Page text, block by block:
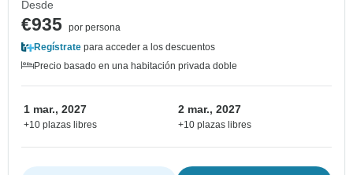
Desde
€935 por persona
Regístrate para acceder a los descuentos
Precio basado en una habitación privada doble
1 mar., 2027
+10 plazas libres
2 mar., 2027
+10 plazas libres